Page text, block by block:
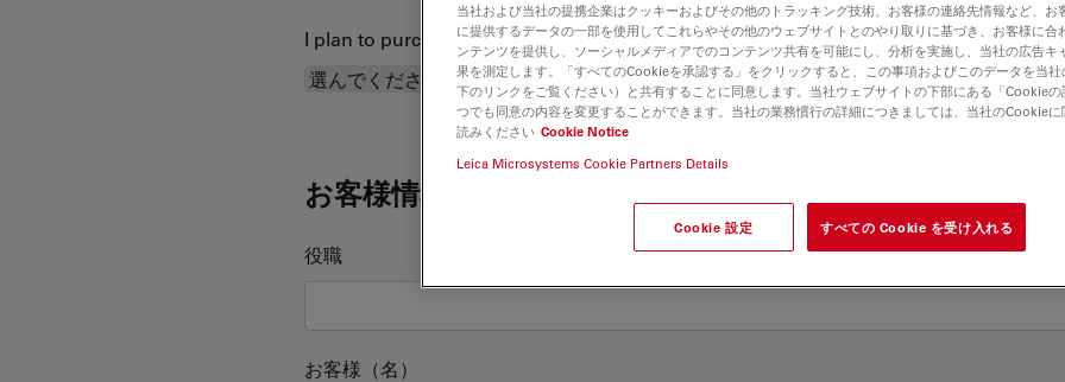
I plan to purchase...
お客様情報
役職
お客様（名）
当社および当社の提携企業はクッキーおよびその他のトラッキング技術、お客様の連絡先情報など、お
に提供するデータの一部を使用してこれらやその他のウェブサイトとのやり取りに基づき、お客様に合
ンテンツを提供し、ソーシャルメディアでのコンテンツ共有を可能にし、分析を実施し、当社の広告キ
果を測定します。「すべてのCookieを承認する」をクリックすると、この事項およびこのデータを当社
下のリンクをご覧ください）と共有することに同意します。当社ウェブサイトの下部にある「Cookie
つでも同意の内容を変更することができます。当社の業務慣行の詳細につきましては、当社のCookieに
読みください Cookie Notice
Leica Microsystems Cookie Partners Details
Cookie 設定 すべての Cookie を受け入れる